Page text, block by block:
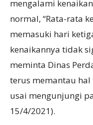
mengalami
normal, “Rata-rata
memasuki hari
kenaikannya tidak
meminta Dinas
terus memantau hal
usai mengunjungi
15/4/2021).